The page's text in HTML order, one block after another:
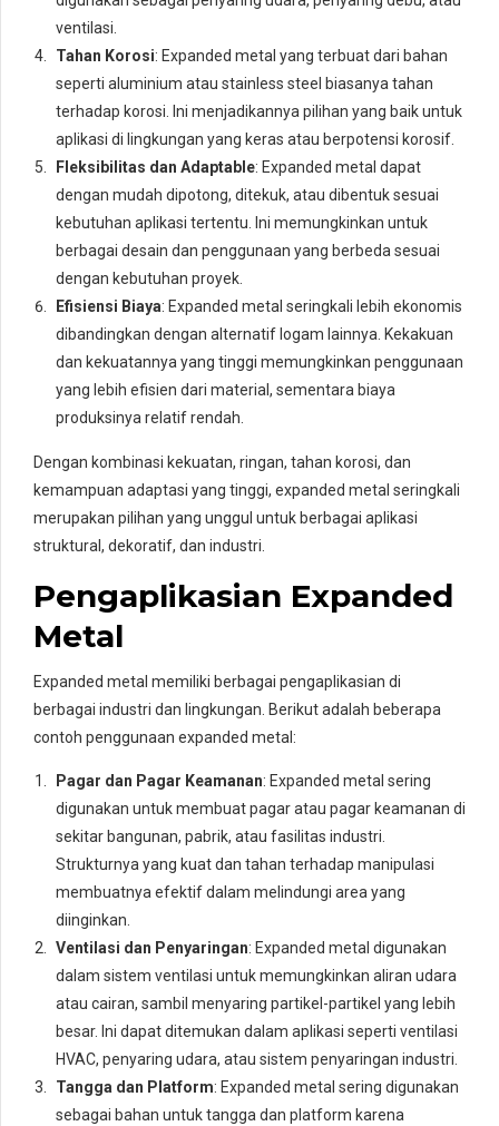
ventilasi.
Tahan Korosi: Expanded metal yang terbuat dari bahan
seperti aluminium atau stainless steel biasanya tahan
terhadap korosi. Ini menjadikannya pilihan yang baik untuk
aplikasi di lingkungan yang keras atau berpotensi korosif.
Fleksibilitas dan Adaptable: Expanded metal dapat
dengan mudah dipotong, ditekuk, atau dibentuk sesuai
kebutuhan aplikasi tertentu. Ini memungkinkan untuk
berbagai desain dan penggunaan yang berbeda sesuai
dengan kebutuhan proyek.
Efisiensi Biaya: Expanded metal seringkali lebih ekonomis
dibandingkan dengan alternatif logam lainnya. Kekakuan
dan kekuatannya yang tinggi memungkinkan penggunaan
yang lebih efisien dari material, sementara biaya
produksinya relatif rendah.
Dengan kombinasi kekuatan, ringan, tahan korosi, dan
kemampuan adaptasi yang tinggi, expanded metal seringkali
merupakan pilihan yang unggul untuk berbagai aplikasi
struktural, dekoratif, dan industri.
Pengaplikasian Expanded
Metal
Expanded metal memiliki berbagai pengaplikasian di
berbagai industri dan lingkungan. Berikut adalah beberapa
contoh penggunaan expanded metal:
Pagar dan Pagar Keamanan: Expanded metal sering
digunakan untuk membuat pagar atau pagar keamanan di
sekitar bangunan, pabrik, atau fasilitas industri.
Strukturnya yang kuat dan tahan terhadap manipulasi
membuatnya efektif dalam melindungi area yang
diinginkan.
Ventilasi dan Penyaringan: Expanded metal digunakan
dalam sistem ventilasi untuk memungkinkan aliran udara
atau cairan, sambil menyaring partikel-partikel yang lebih
besar. Ini dapat ditemukan dalam aplikasi seperti ventilasi
HVAC, penyaring udara, atau sistem penyaringan industri.
Tangga dan Platform: Expanded metal sering digunakan
sebagai bahan untuk tangga dan platform karena